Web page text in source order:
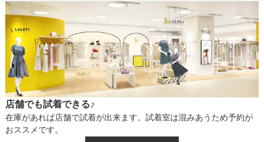
トップス着丈
肩幅 30 31
そでの長さ 43 44
アームホール 48
ですがどんな場面でも着用できる一枚です。パンツはラインが美し
いテーパードパンツ。ウエストはゴムなので着脱らくらく！アンク
ル丈なので、ヒールを履けば華やかな印象に、フラットシューズを
履けばこなれた印象に。オケージョンに合わせてお楽しみいただけ
ます。結婚式や二次会、披露宴のお呼ばれなどにぴったりなデザイ
ンです。成人式・謝恩会・同窓会などにもおすすめです♪
丈 ひざ上 ひざ下 ミモレ パンツ
生地の厚さ 薄い 厚め
裏地 あり
店舗でも試着できる♪
在庫があれば店舗で試着が出来ます。試着室は混みあうため予約が
おススメです。